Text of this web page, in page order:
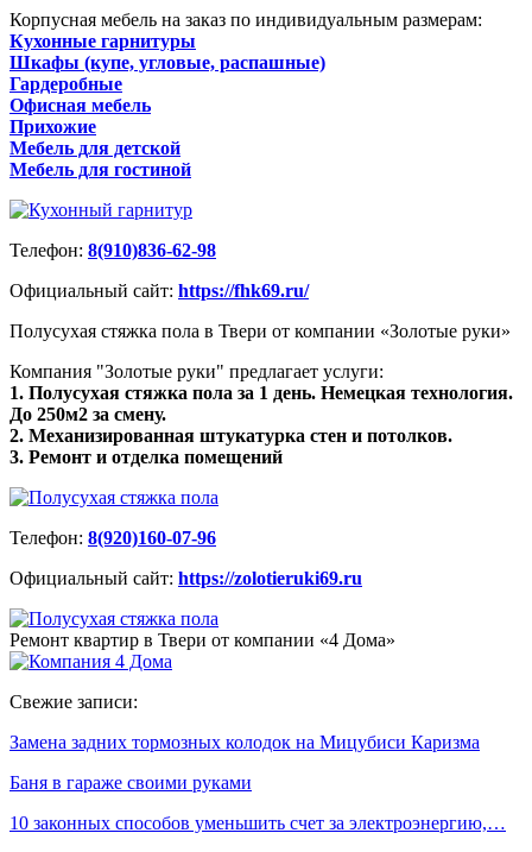
Корпусная мебель на заказ по индивидуальным размерам:
Кухонные гарнитуры
Шкафы (купе, угловые, распашные)
Гардеробные
Офисная мебель
Прихожие
Мебель для детской
Мебель для гостиной
Телефон: 8(910)836-62-98
Официальный сайт: https://fhk69.ru/
Полусухая стяжка пола в Твери от компании «Золотые руки»
Компания "Золотые руки" предлагает услуги:
1. Полусухая стяжка пола за 1 день. Немецкая технология.
До 250м2 за смену.
2. Механизированная штукатурка стен и потолков.
3. Ремонт и отделка помещений
Телефон: 8(920)160-07-96
Официальный сайт: https://zolotieruki69.ru
Ремонт квартир в Твери от компании «4 Дома»
Свежие записи:
Замена задних тормозных колодок на Мицубиси Каризма
Баня в гараже своими руками
10 законных способов уменьшить счет за электроэнергию,…